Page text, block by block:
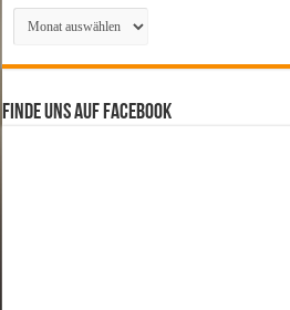
Archiv
Finde uns auf Facebook